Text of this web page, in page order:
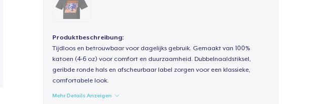
Produktbeschreibung:
Tijdloos en betrouwbaar voor dagelijks gebruik. Gemaakt van 100%
katoen (4-6 oz) voor comfort en duurzaamheid. Dubbelnaaldstiksel,
geribde ronde hals en afscheurbaar label zorgen voor een klassieke,
comfortabele look.
Mehr Details Anzeigen